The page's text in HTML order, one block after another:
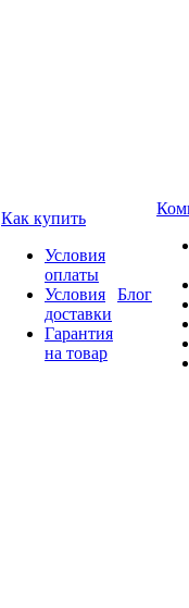
Как купить
Условия
оплаты
Условия
доставки
Гарантия
на товар
Блог